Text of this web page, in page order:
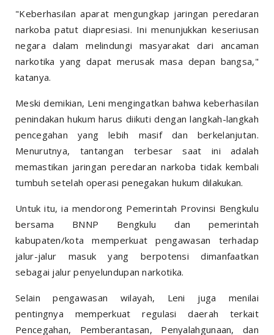
"Keberhasilan aparat mengungkap jaringan peredaran
narkoba patut diapresiasi. Ini menunjukkan keseriusan
negara dalam melindungi masyarakat dari ancaman
narkotika yang dapat merusak masa depan bangsa,"
katanya.
Meski demikian, Leni mengingatkan bahwa keberhasilan
penindakan hukum harus diikuti dengan langkah-langkah
pencegahan yang lebih masif dan berkelanjutan.
Menurutnya, tantangan terbesar saat ini adalah
memastikan jaringan peredaran narkoba tidak kembali
tumbuh setelah operasi penegakan hukum dilakukan.
Untuk itu, ia mendorong Pemerintah Provinsi Bengkulu
bersama BNNP Bengkulu dan pemerintah
kabupaten/kota memperkuat pengawasan terhadap
jalur-jalur masuk yang berpotensi dimanfaatkan
sebagai jalur penyelundupan narkotika.
Selain pengawasan wilayah, Leni juga menilai
pentingnya memperkuat regulasi daerah terkait
Pencegahan, Pemberantasan, Penyalahgunaan, dan